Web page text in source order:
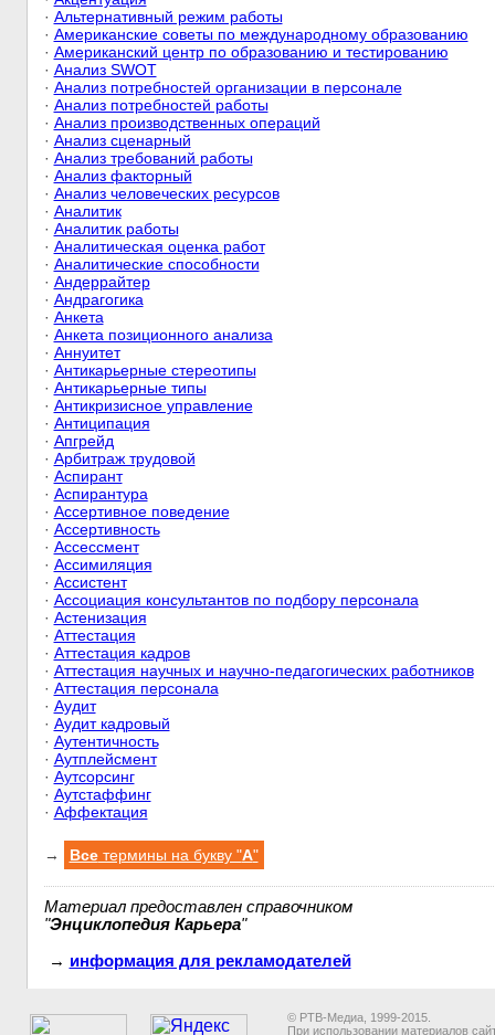
· Альтернативный режим работы
· Американские советы по международному образованию
· Американский центр по образованию и тестированию
· Анализ SWOT
· Анализ потребностей организации в персонале
· Анализ потребностей работы
· Анализ производственных операций
· Анализ сценарный
· Анализ требований работы
· Анализ факторный
· Анализ человеческих ресурсов
· Аналитик
· Аналитик работы
· Аналитическая оценка работ
· Аналитические способности
· Андеррайтер
· Андрагогика
· Анкета
· Анкета позиционного анализа
· Аннуитет
· Антикарьерные стереотипы
· Антикарьерные типы
· Антикризисное управление
· Антиципация
· Апгрейд
· Арбитраж трудовой
· Аспирант
· Аспирантура
· Ассертивное поведение
· Ассертивность
· Ассессмент
· Ассимиляция
· Ассистент
· Ассоциация консультантов по подбору персонала
· Астенизация
· Аттестация
· Аттестация кадров
· Аттестация научных и научно-педагогических работников
· Аттестация персонала
· Аудит
· Аудит кадровый
· Аутентичность
· Аутплейсмент
· Аутсорсинг
· Аутстаффинг
· Аффектация
→ Всетермины на букву "А"
Материал предоставлен справочником
"Энциклопедия Карьера"
→ информация для рекламодателей
© РТВ-Медиа, 1999-2015.
При использовании материалов